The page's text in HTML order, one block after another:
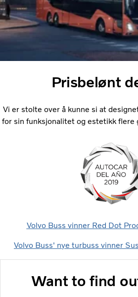
Prisbelønt
Vi er stolte over å kunne si at
for sin funksjonalitet og estetikk flere
Volvo Buss vinner Red Dot
Volvo Buss' nye turbuss vinner
Want to find